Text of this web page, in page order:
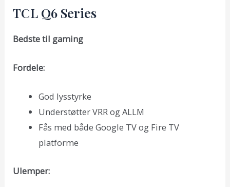
TCL Q6 Series
Bedste til gaming
Fordele:
God lysstyrke
Understøtter VRR og ALLM
Fås med både Google TV og Fire TV
platforme
Ulemper: